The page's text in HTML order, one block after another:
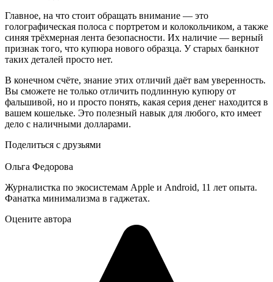
Главноe, на что стоит обращать внимание — это
голографическая полоса с портретом и колокольчиком, а также
синяя трёхмерная лента безопасности. Их наличие — верный
признак того, что купюра нового образца. У старых банкнот
таких деталей просто нет.
В конечном счёте, знaние этих отличий даёт вам уверенность.
Вы сможете не только отличить подлинную купюру от
фальшивой, но и просто понять, какая серия денег находится в
вашем кошельке. Это полезный навык для любого, кто имеет
дело с наличными долларами.
Поделиться с друзьями
Ольга Федорова
Журналистка по экосистемам Apple и Android, 11 лет опыта.
Фанатка минимализма в гаджетах.
Оцените автора